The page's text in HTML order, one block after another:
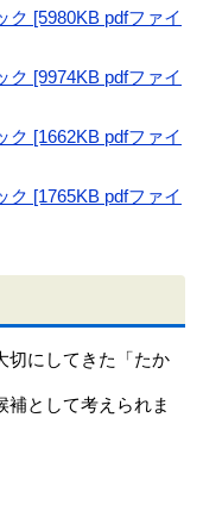
[5980KB pdfファイ
[9974KB pdfファイ
[1662KB pdfファイ
[1765KB pdfファイ
切にしてきた「たか
補として考えられま